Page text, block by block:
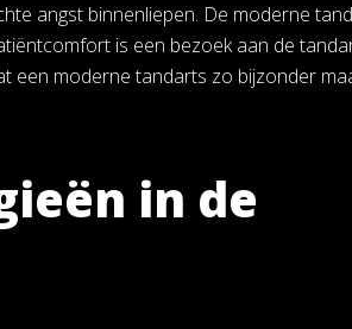
angst binnenliepen. De moderne
is een bezoek aan de
een moderne tandarts zo bijzonder
in de